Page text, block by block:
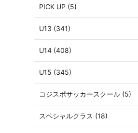
PICK UP (5)
U13 (341)
U14 (408)
U15 (345)
コジスポサッカースクール (5)
スペシャルクラス (18)